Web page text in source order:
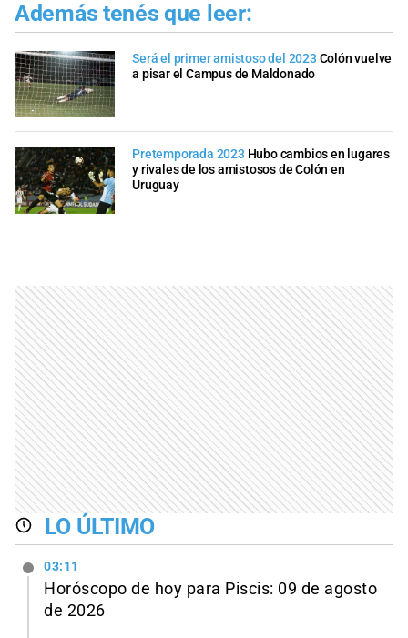
Además tenés que leer:
Será el primer amistoso del 2023Colón vuelve
a pisar el Campus de Maldonado
Pretemporada 2023 Hubo cambios en lugares
y rivales de los amistosos de Colón en
Uruguay
LO ÚLTIMO
03:11
Horóscopo de hoy para Piscis: 09 de agosto
de 2026